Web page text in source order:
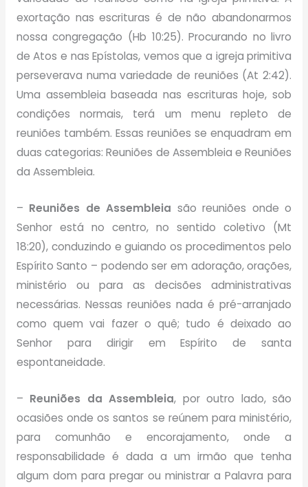
exortação nas escrituras é de não abandonarmos
nossa congregação (Hb 10:25). Procurando no livro
de Atos e nas Epístolas, vemos que a igreja primitiva
perseverava numa variedade de reuniões (At 2:42).
Uma assembleia baseada nas escrituras hoje, sob
condições normais, terá um menu repleto de
reuniões também. Essas reuniões se enquadram em
duas categorias: Reuniões de Assembleia e Reuniões
da Assembleia.
– Reuniões de Assembleia são reuniões onde o
Senhor está no centro, no sentido coletivo (Mt
18:20), conduzindo e guiando os procedimentos pelo
Espírito Santo – podendo ser em adoração, orações,
ministério ou para as decisões administrativas
necessárias. Nessas reuniões nada é pré-arranjado
como quem vai fazer o quê; tudo é deixado ao
Senhor para dirigir em Espírito de santa
espontaneidade.
– Reuniões da Assembleia, por outro lado, são
ocasiões onde os santos se reúnem para ministério,
para comunhão e encorajamento, onde a
responsabilidade é dada a um irmão que tenha
algum dom para pregar ou ministrar a Palavra para